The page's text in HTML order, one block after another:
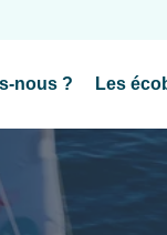
nous ? Les